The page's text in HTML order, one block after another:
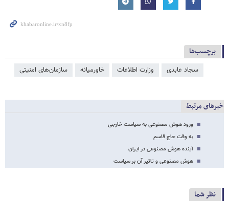
برچسب‌ها
سجاد عابدی وزارت اطلاعات خاورمیانه سازمان‌های امنیتی
خبرهای مرتبط
ورود هوش مصنوعی به سیاست خارجی
به وقت حاج قاسم
آینده هوش مصنوعی در ایران
هوش مصنوعی و تاثیر آن بر سیاست
نظر شما